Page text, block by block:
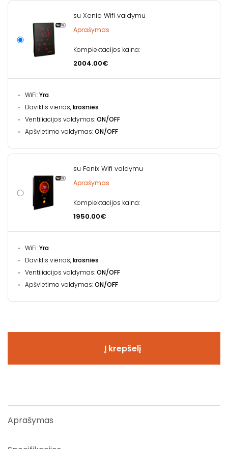
su Xenio Wifi valdymu
Aprašymas
Komplektacijos kaina:
2004.00€
WiFi:Yra
Daviklis vienas,krosnies
Ventiliacijos valdymas:ON/OFF
Apšvietimo valdymas:ON/OFF
su Fenix Wifi valdymu
Aprašymas
Komplektacijos kaina:
1950.00€
WiFi:Yra
Daviklis vienas,krosnies
Ventiliacijos valdymas:ON/OFF
Apšvietimo valdymas:ON/OFF
Į krepšelį
Aprašymas